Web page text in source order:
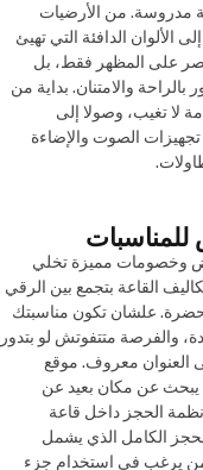
مدروسة. من الأرضيات
الألوان الدافئة التي تهيئ
على المظهر فقط، بل
والامتنان. بداية من
لا تغيب، وصولا إلى
تجهيزات الصوت والإضاءة
وخصومات مميزة تخلي
القاعة بتجمع بين الرقي
علشان تكون مناسبتك
والفرصة متتفوتش لو بتدور
العنوان معروف. موقع
يبحث عن مكان بعيد عن
الحجز داخل قاعة
الكامل الذي يشمل
لمن يرغب في استخدام جزء